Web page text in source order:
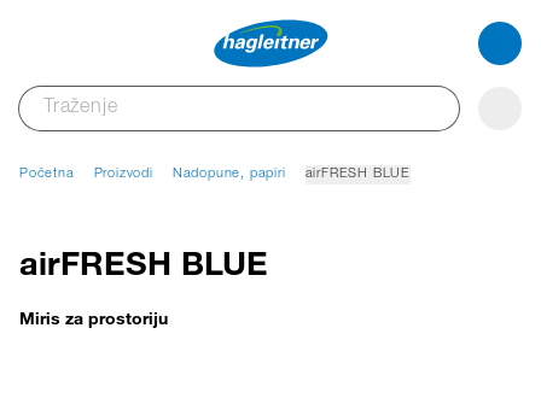
Početna Proizvodi Nadopune, papiri airFRESH BLUE
airFRESH BLUE
Miris za prostoriju